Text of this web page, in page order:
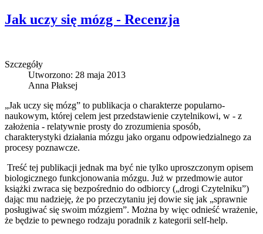
Jak uczy się mózg - Recenzja
Szczegóły
Utworzono: 28 maja 2013
Anna Płaksej
„Jak uczy się mózg” to publikacja o charakterze popularno-
naukowym, której celem jest przedstawienie czytelnikowi, w - z
założenia - relatywnie prosty do zrozumienia sposób,
charakterystyki działania mózgu jako organu odpowiedzialnego za
procesy poznawcze.
Treść tej publikacji jednak ma być nie tylko uproszczonym opisem
biologicznego funkcjonowania mózgu. Już w przedmowie autor
książki zwraca się bezpośrednio do odbiorcy („drogi Czytelniku”)
dając mu nadzieję, że po przeczytaniu jej dowie się jak „sprawnie
posługiwać się swoim mózgiem”. Można by więc odnieść wrażenie,
że będzie to pewnego rodzaju poradnik z kategorii self-help.